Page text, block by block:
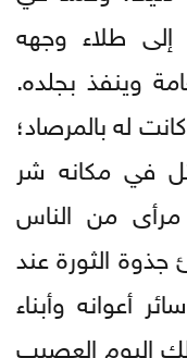
إلى طلاء وجهه
وينفذ بجلده.
له بالمرصاد؛
في مكانه شر
من الناس
جذوة الثورة عند
أعوانه وأبناء
اليوم العصيب